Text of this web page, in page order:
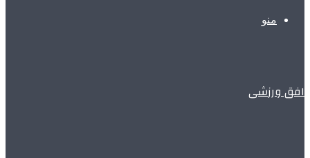
منو
افق ورزشی